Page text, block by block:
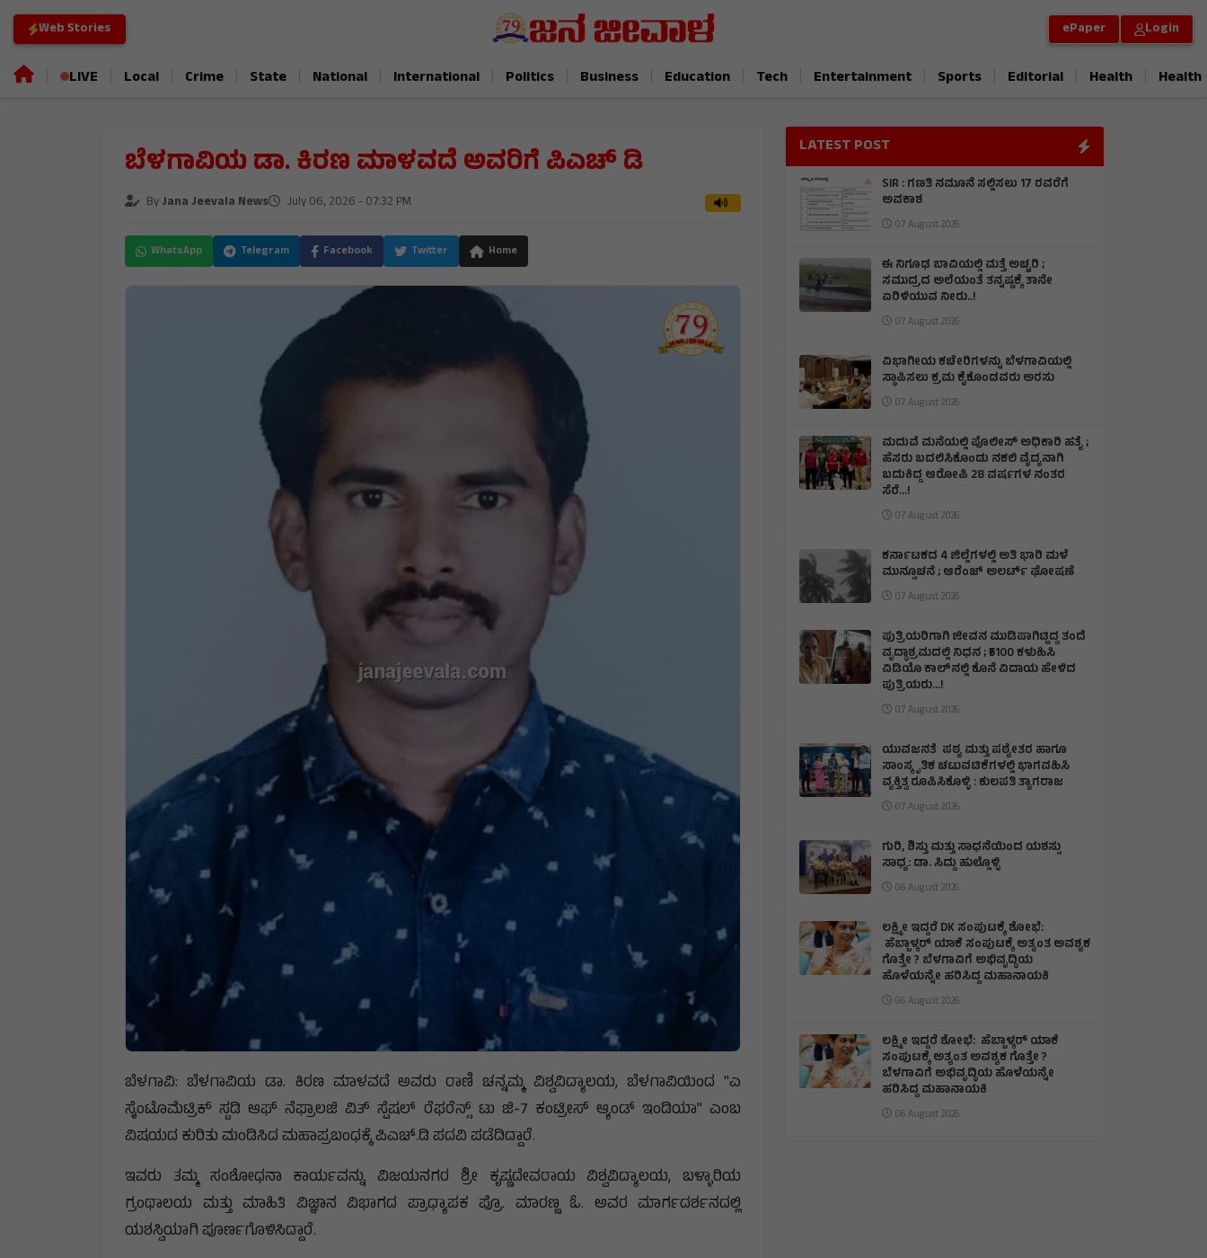
Web Stories ePaper Login
LIVE Local Crime State National International Politics Business Education Tech Entertainment Sports Editorial Health Health
ಬೆಳಗಾವಿಯ ಡಾ. ಕಿರಣ ಮಾಳವದೆ ಅವರಿಗೆ ಪಿಎಚ್ ಡಿ
ByJana Jeevala News July 06, 2026 - 07:32 PM
WhatsApp Telegram Facebook Twitter Home
ಬೆಳಗಾವಿ: ಬೆಳಗಾವಿಯ ಡಾ. ಕಿರಣ ಮಾಳವದೆ ಅವರು ರಾಣಿ ಚನ್ನಮ್ಮ ವಿಶ್ವವಿದ್ಯಾಲಯ, ಬೆಳಗಾವಿಯಿಂದ "ಎ
ಸೈಂಟೊಮೆಟ್ರಿಕ್ ಸ್ಟಡಿ ಆಫ್ ನೆಫ್ರಾಲಜಿ ವಿತ್ ಸ್ಪೆಷಲ್ ರೆಫರೆನ್ಸ್ ಟು ಜಿ-7 ಕಂಟ್ರೀಸ್ ಆ್ಯಂಡ್ ಇಂಡಿಯಾ" ಎಂಬ
ವಿಷಯದ ಕುರಿತು ಮಂಡಿಸಿದ ಮಹಾಪ್ರಬಂಧಕ್ಕೆ ಪಿಎಚ್.ಡಿ ಪದವಿ ಪಡೆದಿದ್ದಾರೆ.
ಇವರು ತಮ್ಮ ಸಂಶೋಧನಾ ಕಾರ್ಯವನ್ನು ವಿಜಯನಗರ ಶ್ರೀ ಕೃಷ್ಣದೇವರಾಯ ವಿಶ್ವವಿದ್ಯಾಲಯ, ಬಳ್ಳಾರಿಯ
ಗ್ರಂಥಾಲಯ ಮತ್ತು ಮಾಹಿತಿ ವಿಜ್ಞಾನ ವಿಭಾಗದ ಪ್ರಾಧ್ಯಾಪಕ ಪ್ರೊ. ಮಾರಣ್ಣ ಓ. ಅವರ ಮಾರ್ಗದರ್ಶನದಲ್ಲಿ
ಯಶಸ್ವಿಯಾಗಿ ಪೂರ್ಣಗೊಳಿಸಿದ್ದಾರೆ.
LATEST POST
SIR : ಗಣತಿ ನಮೂನೆ ಸಲ್ಲಿಸಲು 17 ರವರೆಗೆ
ಅವಕಾಶ
07 August 2026
ಈ ನಿಗೂಢ ಬಾವಿಯಲ್ಲಿ ಮತ್ತೆ ಅಚ್ಚರಿ ;
ಸಮುದ್ರದ ಅಲೆಯಂತೆ ತನ್ನಷ್ಟಕ್ಕೆ ತಾನೇ
ಏರಿಳಿಯುವ ನೀರು..!
07 August 2026
ವಿಭಾಗೀಯ ಕಚೇರಿಗಳನ್ನು ಬೆಳಗಾವಿಯಲ್ಲಿ
ಸ್ಥಾಪಿಸಲು ಕ್ರಮ ಕೈಕೊಂಡವರು ಅರಸು
07 August 2026
ಮದುವೆ ಮನೆಯಲ್ಲಿ ಪೊಲೀಸ್ ಅಧಿಕಾರಿ ಹತ್ಯೆ ;
ಹೆಸರು ಬದಲಿಸಿಕೊಂಡು ನಕಲಿ ವೈದ್ಯನಾಗಿ
ಬದುಕಿದ್ದ ಆರೋಪಿ 28 ವರ್ಷಗಳ ನಂತರ
ಸೆರೆ…!
07 August 2026
ಕರ್ನಾಟಕದ 4 ಜಿಲ್ಲೆಗಳಲ್ಲಿ ಅತಿ ಭಾರಿ ಮಳೆ
ಮುನ್ಸೂಚನೆ ; ಆರೆಂಜ್‌ ಅಲರ್ಟ್‌ ಘೋಷಣೆ
07 August 2026
ಪುತ್ರಿಯರಿಗಾಗಿ ಜೀವನ ಮುಡಿಪಾಗಿಟ್ಟಿದ್ದ ತಂದೆ
ವೃದ್ಧಾಶ್ರಮದಲ್ಲಿ ನಿಧನ ; ₹5100 ಕಳುಹಿಸಿ
ವಿಡಿಯೊ ಕಾಲ್‌ನಲ್ಲಿ ಕೊನೆ ವಿದಾಯ ಹೇಳಿದ
ಪುತ್ರಿಯರು...!
07 August 2026
ಯುವಜನತೆ ಪಠ್ಯ ಮತ್ತು ಪಠ್ಯೇತರ ಹಾಗೂ
ಸಾಂಸ್ಕೃತಿಕ ಚಟುವಟಿಕೆಗಳಲ್ಲಿ ಭಾಗವಹಿಸಿ
ವ್ಯಕ್ತಿತ್ವ ರೂಪಿಸಿಕೊಳ್ಳಿ : ಕುಲಪತಿ ತ್ಯಾಗರಾಜ
07 August 2026
ಗುರಿ, ಶಿಸ್ತು ಮತ್ತು ಸಾಧನೆಯಿಂದ ಯಶಸ್ಸು
ಸಾಧ್ಯ: ಡಾ. ಸಿದ್ದು ಹುಲ್ಲೊಳ್ಳಿ
06 August 2026
ಲಕ್ಷ್ಮೀ ಇದ್ದರೆ DK ಸಂಪುಟಕ್ಕೆ ಶೋಭೆ:
ಹೆಬ್ಬಾಳ್ಕರ್ ಯಾಕೆ ಸಂಪುಟಕ್ಕೆ ಅತ್ಯಂತ ಅವಶ್ಯಕ
ಗೊತ್ತೇ ? ಬೆಳಗಾವಿಗೆ ಅಭಿವೃದ್ಧಿಯ
ಹೊಳೆಯನ್ನೇ ಹರಿಸಿದ್ದ ಮಹಾನಾಯಕಿ
06 August 2026
ಲಕ್ಷ್ಮೀ ಇದ್ದರೆ ಶೋಭೆ: ಹೆಬ್ಬಾಳ್ಕರ್ ಯಾಕೆ
ಸಂಪುಟಕ್ಕೆ ಅತ್ಯಂತ ಅವಶ್ಯಕ ಗೊತ್ತೇ ?
ಬೆಳಗಾವಿಗೆ ಅಭಿವೃದ್ಧಿಯ ಹೊಳೆಯನ್ನೇ
ಹರಿಸಿದ್ದ ಮಹಾನಾಯಕಿ
06 August 2026